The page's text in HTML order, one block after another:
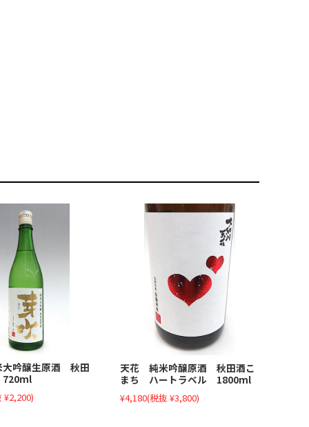
吟醸生原酒 秋田
¥2,200)
天花 純米吟醸原酒 秋田酒こ
まち ハートラベル 1800ml
¥4,180(税抜 ¥3,800)